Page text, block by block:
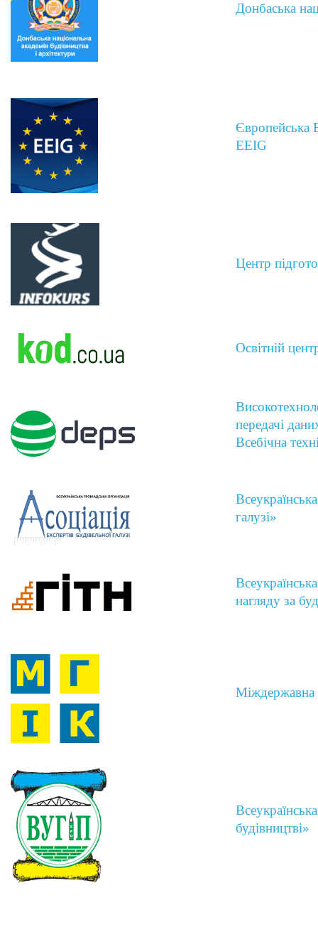
Донбаська
Європейська
EEIG
Центр
Освітній
передачі
Всебічна
галузі»
нагляду за
Міждержавна
будівництві»